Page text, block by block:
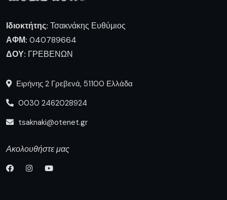
Ιδιοκτήτης: Τσακνάκης Ευθύμιος
ΑΦΜ: 040789664
ΔΟΥ: ΓΡΕΒΕΝΩΝ
Ειρήνης 2 Γρεβενά, 51100 Ελλάδα
0030 2462028924
tsaknaki@otenet.gr
Ακολουθήστε μας